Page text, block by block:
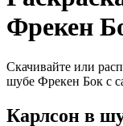
Фрекен
Скачивайте или
шубе Фрекен Бок с
Карлсон в